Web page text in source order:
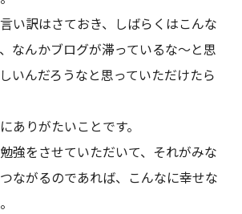
い訳はさておき、しばらくはこんな
なんかブログが滞っているな～と思
いんだろうなと思っていただけたら
ありがたいことです。
強をさせていただいて、それがみな
ながるのであれば、こんなに幸せな